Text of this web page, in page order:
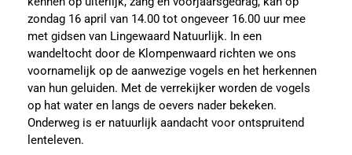
zondag 16 april van 14.00 tot ongeveer 16.00 uur mee
met gidsen van Lingewaard Natuurlijk. In een
wandeltocht door de Klompenwaard richten we ons
voornamelijk op de aanwezige vogels en het herkennen
van hun geluiden. Met de verrekijker worden de vogels
op hat water en langs de oevers nader bekeken.
Onderweg is er natuurlijk aandacht voor ontspruitend
lenteleven.